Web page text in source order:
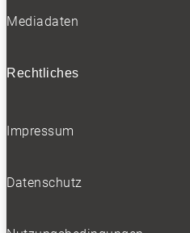
Mediadaten
Rechtliches
Impressum
Datenschutz